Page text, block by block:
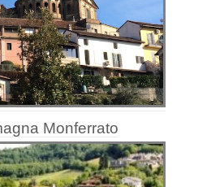
Monferrato